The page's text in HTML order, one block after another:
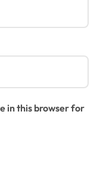
in this browser for